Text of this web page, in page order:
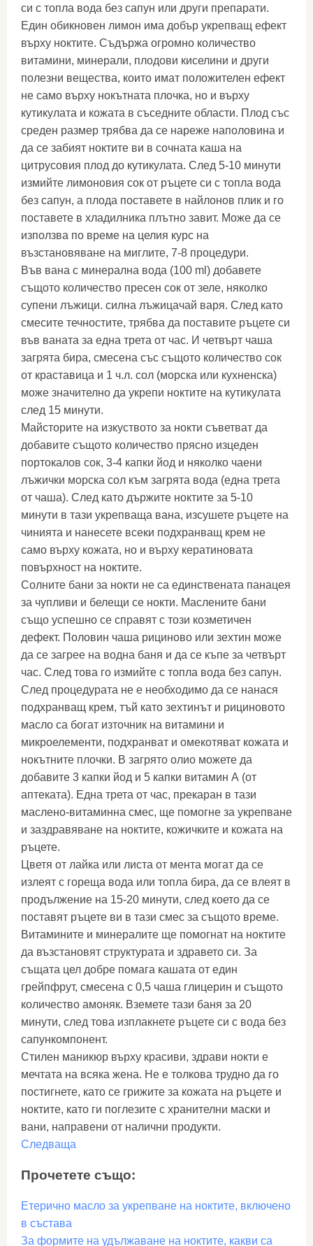
си с топла вода без сапун или други препарати.
Един обикновен лимон има добър укрепващ ефект
върху ноктите. Съдържа огромно количество
витамини, минерали, плодови киселини и други
полезни вещества, които имат положителен ефект
не само върху нокътната плочка, но и върху
кутикулата и кожата в съседните области. Плод със
среден размер трябва да се нареже наполовина и
да се забият ноктите ви в сочната каша на
цитрусовия плод до кутикулата. След 5-10 минути
измийте лимоновия сок от ръцете си с топла вода
без сапун, а плода поставете в найлонов плик и го
поставете в хладилника плътно завит. Може да се
използва по време на целия курс на
възстановяване на миглите, 7-8 процедури.
Във вана с минерална вода (100 ml) добавете
същото количество пресен сок от зеле, няколко
супени лъжици. силна лъжицачай варя. След като
смесите течностите, трябва да поставите ръцете си
във ваната за една трета от час. И четвърт чаша
загрята бира, смесена със същото количество сок
от краставица и 1 ч.л. сол (морска или кухненска)
може значително да укрепи ноктите на кутикулата
след 15 минути.
Майсторите на изкуството за нокти съветват да
добавите същото количество прясно изцеден
портокалов сок, 3-4 капки йод и няколко чаени
лъжички морска сол към загрята вода (една трета
от чаша). След като държите ноктите за 5-10
минути в тази укрепваща вана, изсушете ръцете на
чинията и нанесете всеки подхранващ крем не
само върху кожата, но и върху кератиновата
повърхност на ноктите.
Солните бани за нокти не са единствената панацея
за чупливи и белещи се нокти. Маслените бани
също успешно се справят с този козметичен
дефект. Половин чаша рициново или зехтин може
да се загрее на водна баня и да се къпе за четвърт
час. След това го измийте с топла вода без сапун.
След процедурата не е необходимо да се нанася
подхранващ крем, тъй като зехтинът и рициновото
масло са богат източник на витамини и
микроелементи, подхранват и омекотяват кожата и
нокътните плочки. В загрято олио можете да
добавите 3 капки йод и 5 капки витамин А (от
аптеката). Една трета от час, прекаран в тази
маслено-витаминна смес, ще помогне за укрепване
и заздравяване на ноктите, кожичките и кожата на
ръцете.
Цветя от лайка или листа от мента могат да се
излеят с гореща вода или топла бира, да се влеят в
продължение на 15-20 минути, след което да се
поставят ръцете ви в тази смес за същото време.
Витамините и минералите ще помогнат на ноктите
да възстановят структурата и здравето си. За
същата цел добре помага кашата от един
грейпфрут, смесена с 0,5 чаша глицерин и същото
количество амоняк. Вземете тази баня за 20
минути, след това изплакнете ръцете си с вода без
сапункомпонент.
Стилен маникюр върху красиви, здрави нокти е
мечтата на всяка жена. Не е толкова трудно да го
постигнете, като се грижите за кожата на ръцете и
ноктите, като ги поглезите с хранителни маски и
вани, направени от налични продукти.
Следваща
Прочетете също:
Етерично масло за укрепване на ноктите, включено
в състава
За формите на удължаване на ноктите, какви са